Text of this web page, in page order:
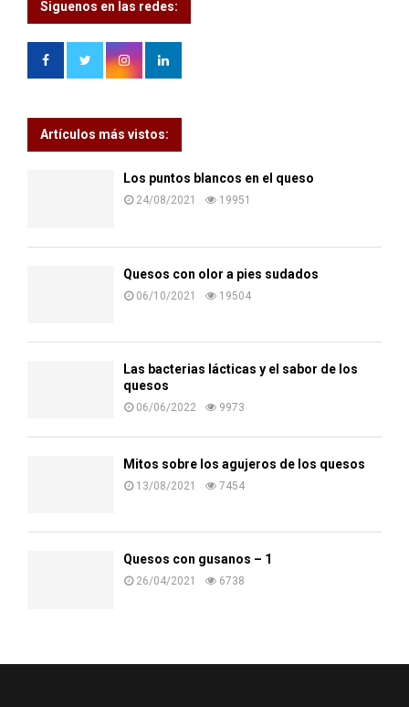
Siguenos en las redes:
Artículos más vistos:
Los puntos blancos en el queso
24/08/2021 19951
Quesos con olor a pies sudados
06/10/2021 19504
Las bacterias lácticas y el sabor de los
quesos
06/06/2022 9973
Mitos sobre los agujeros de los quesos
13/08/2021 7454
Quesos con gusanos – 1
26/04/2021 6738